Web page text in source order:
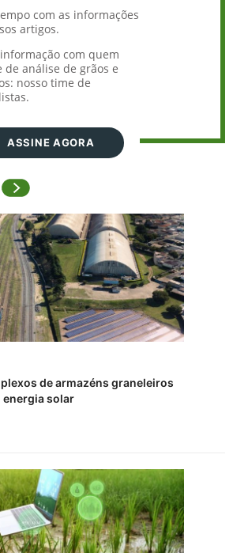
com as informações
artigos.
com quem
de análise de grãos e
nosso time de
ASSINE AGORA
de armazéns graneleiros
energia solar